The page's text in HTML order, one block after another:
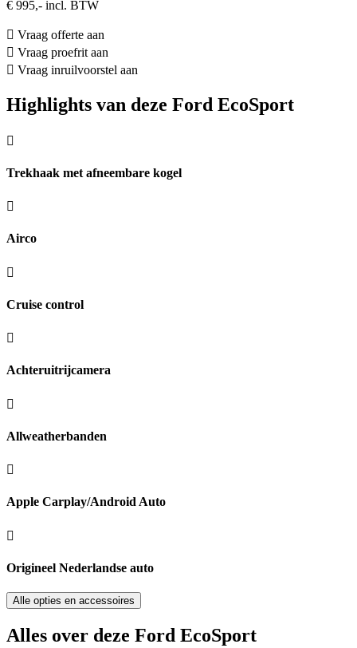
€ 995,- incl. BTW
Vraag offerte aan
Vraag proefrit aan
Vraag inruilvoorstel aan
Highlights van deze Ford EcoSport
Trekhaak met afneembare kogel
Airco
Cruise control
Achteruitrijcamera
Allweatherbanden
Apple Carplay/Android Auto
Origineel Nederlandse auto
Alle opties en accessoires
Alles over deze Ford EcoSport